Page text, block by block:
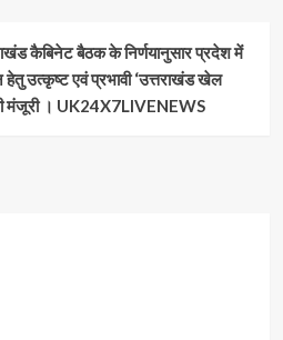
कैबिनेट बैठक के निर्णयानुसार प्रदेश में
उत्कृष्ट एवं प्रभावी ‘उत्तराखंड खेल
मंजूरी । UK24X7LIVENEWS